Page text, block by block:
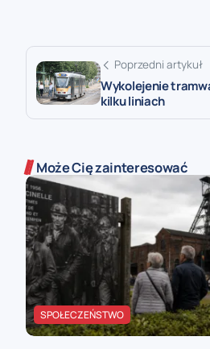
Poprzedni artykuł
Wykolejenie
kilku liniach
Może Cię zainteresować
SPOŁECZEŃSTWO